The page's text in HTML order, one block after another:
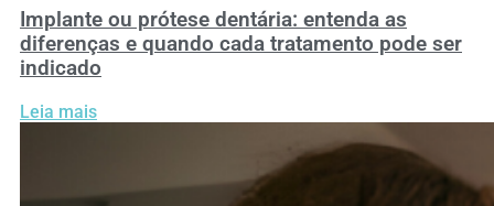
Implante ou prótese dentária: entenda as
diferenças e quando cada tratamento pode ser
indicado
Leia mais